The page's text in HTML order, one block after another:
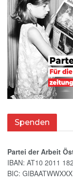
Spenden
Partei der Arbeit
IBAN: AT10 2011
BIC: GIBAATWWXXX